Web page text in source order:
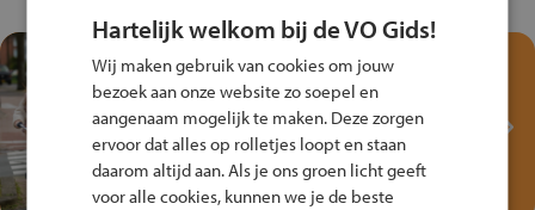
Test je kennis met het
Fiets Veilig
Verkeersspel!
Speel het Fiets Veilig Verkeersspel
en win een Cortina-fiets!
Hartelijk welkom bij de VO Gids!
Wij maken gebruik van cookies om jouw
bezoek aan onze website zo soepel en
aangenaam mogelijk te maken. Deze zorgen
ervoor dat alles op rolletjes loopt en staan
daarom altijd aan. Als je ons groen licht geeft
voor alle cookies, kunnen we je de beste